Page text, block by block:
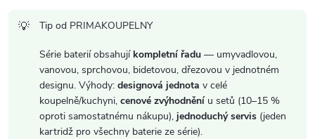
Tip od PRIMAKOUPELNY
Série baterií obsahují kompletní řadu — umyvadlovou,
vanovou, sprchovou, bidetovou, dřezovou v jednotném
designu. Výhody: designová jednota v celé
koupelně/kuchyni, cenové zvýhodnění u setů (10–15 %
oproti samostatnému nákupu), jednoduchý servis (jeden
kartridž pro všechny baterie ze série).